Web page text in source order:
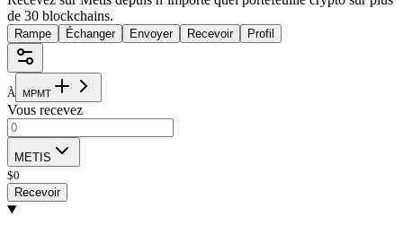
de 30 blockchains.
Rampe Échanger Envoyer Recevoir Profil
À MPMT
Vous recevez
METIS
$0
Recevoir